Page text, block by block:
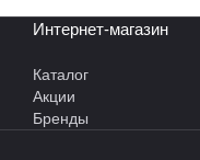
Интернет-магазин
Каталог
Акции
Бренды